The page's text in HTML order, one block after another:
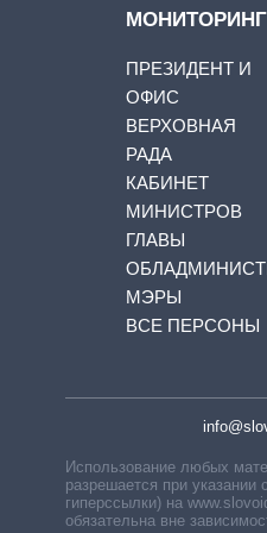
МОНИТОРИНГ
ПРЕЗИДЕНТ И
ОФИС
ВЕРХОВНАЯ
РАДА
КАБИНЕТ
МИНИСТРОВ
ГЛАВЫ
МЭРЫ
ВСЕ ПЕРСОНЫ
Использование любых
разрешается при указании
гиперссылки) на
обязательна вне